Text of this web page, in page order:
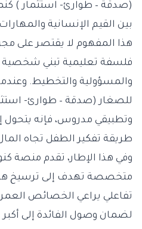
(صدقة – طوارئ- استثمار )
بين القيم الإنسانية
هذا المفهوم لا يقتصر على
فلسفة تعليمية تبني
والمسؤولية والتخطيط.
للصغار (صدقة – طوارئ-
وتطبيقي مدروس، فإنه يتحول
طريقة تفكير الطفل تجاه
وفي هذا الإطار، تقدم منصة
متخصصة تهدف إلى ترسيخ
تفاعلي يراعي الخصائص
لضمان وصول الفائدة إلى